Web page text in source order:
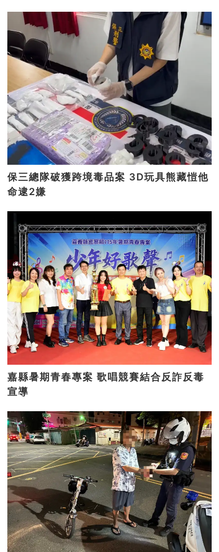
保三總隊破獲跨境毒品案 3D玩具熊藏愷他
命逮2嫌
嘉縣暑期青春專案 歌唱競賽結合反詐反毒
宣導